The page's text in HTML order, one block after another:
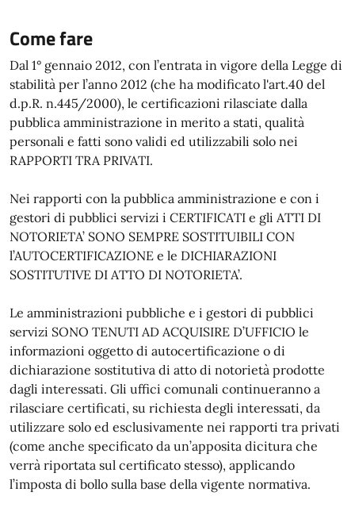
Come fare
Dal 1° gennaio 2012, con l’entrata in vigore della Legge di
stabilità per l’anno 2012 (che ha modificato l'art.40 del
d.p.R. n.445/2000), le certificazioni rilasciate dalla
pubblica amministrazione in merito a stati, qualità
personali e fatti sono validi ed utilizzabili solo nei
RAPPORTI TRA PRIVATI.
Nei rapporti con la pubblica amministrazione e con i
gestori di pubblici servizi i CERTIFICATI e gli ATTI DI
NOTORIETA’ SONO SEMPRE SOSTITUIBILI CON
l’AUTOCERTIFICAZIONE e le DICHIARAZIONI
SOSTITUTIVE DI ATTO DI NOTORIETA’.
Le amministrazioni pubbliche e i gestori di pubblici
servizi SONO TENUTI AD ACQUISIRE D’UFFICIO le
informazioni oggetto di autocertificazione o di
dichiarazione sostitutiva di atto di notorietà prodotte
dagli interessati. Gli uffici comunali continueranno a
rilasciare certificati, su richiesta degli interessati, da
utilizzare solo ed esclusivamente nei rapporti tra privati
(come anche specificato da un’apposita dicitura che
verrà riportata sul certificato stesso), applicando
l’imposta di bollo sulla base della vigente normativa.